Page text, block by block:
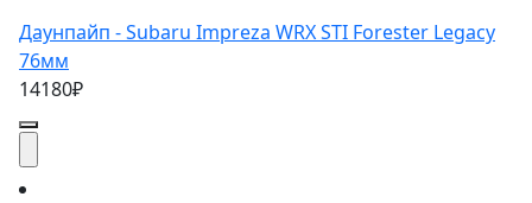
Даунпайп - Subaru Impreza WRX STI Forester Legacy
76мм
14180₽